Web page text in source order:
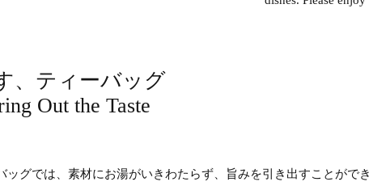
、ティーバッグ
Out the Taste
ッグでは、素材にお湯がいきわたらず、旨みを引き出すことがで